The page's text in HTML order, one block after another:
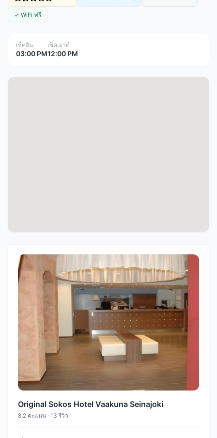
✓ WiFi ฟรี
เช็คอิน
03:00 PM
เช็คเอาต์
12:00 PM
Original Sokos Hotel Vaakuna Seinajoki
8.2 คะแนน · 13 รีวิว